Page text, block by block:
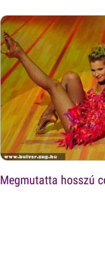
Megmutatta hosszú